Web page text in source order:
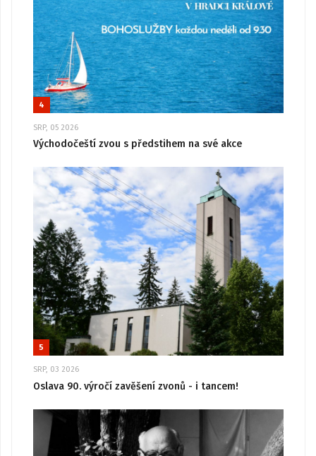
4
SRP, 05 2026
Východočeští zvou s předstihem na své akce
5
SRP, 03 2026
Oslava 90. výročí zavěšení zvonů - i tancem!